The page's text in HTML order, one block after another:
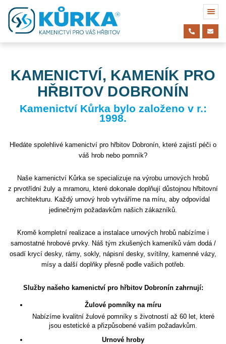
KAMENICTVÍ, KAMENÍK PRO
HŘBITOV DOBRONÍN
Kamenictví Kůrka bylo založeno v r.:
1998.
Hledáte spolehlivé kamenictví pro hřbitov Dobronín, které zajistí péči o
váš hrob nebo pomník?
Naše kamenictví Kůrka se specializuje na výrobu urnových hrobů
z prvotřídní žuly a mramoru, které dokonale doplňují důstojnou hřbitovní
architekturu. Každý urnový hrob vytváříme na míru, aby odpovídal
jedinečným požadavkům našich zákazníků.
Kromě kompletní realizace a instalace urnových hrobů nabízíme i
samostatné hrobové prvky. Náš tým zkušených kameníků vám dodá /
osadí krycí desky, rámy, sokly, nápisní desky, svítilny, kamenné vázy,
mísy a další doplňky přesně podle vašich potřeb.
Služby našeho kamenictví pro hřbitov Dobronín zahrnují:
Žulové pomníky na míru
Nabízíme kvalitní žulové pomníky s životností až 60 let, které
jsou estetické a přizpůsobené vašim požadavkům.
Urnové hroby